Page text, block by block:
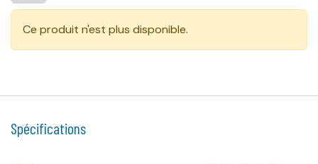
Ce produit n'est plus disponible.
Spécifications